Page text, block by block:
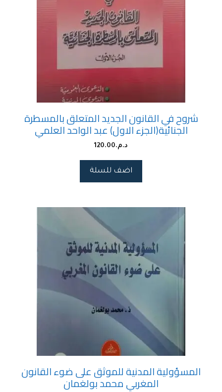
شروح في القانون الجديد المتعلق بالمسطرة
الجنائية(الجزء الاول) عبد الواحد العلمي
د.م.120.00
اضف للسلة
المسؤولية المدنية للموثق على ضوء القانون
المغربي محمد بولغمان